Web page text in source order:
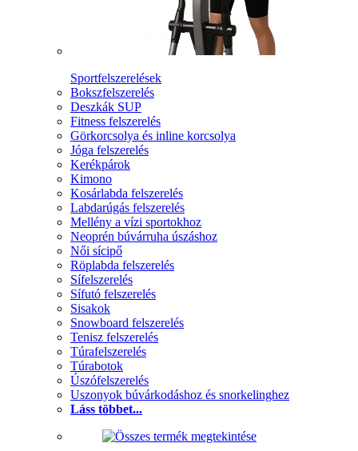
Sportfelszerelések
Bokszfelszerelés
Deszkák SUP
Fitness felszerelés
Görkorcsolya és inline korcsolya
Jóga felszerelés
Kerékpárok
Kimono
Kosárlabda felszerelés
Labdarúgás felszerelés
Mellény a vízi sportokhoz
Neoprén búvárruha úszáshoz
Női sícipő
Röplabda felszerelés
Sífelszerelés
Sífutó felszerelés
Sisakok
Snowboard felszerelés
Tenisz felszerelés
Túrafelszerelés
Túrabotok
Úszófelszerelés
Uszonyok búvárkodáshoz és snorkelinghez
Láss többet...